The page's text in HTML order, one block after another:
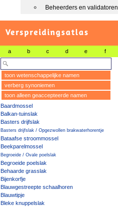
Beheerders en validatoren
Verspreidingsatlas
a b c d e f
toon wetenschappelijke namen
verberg synoniemen
toon alleen geaccepteerde namen
Baardmossel
Balkan-tuinslak
Basters drijfslak
Basters drijfslak / Opgezwollen brakwaterhorentje
Bataafse stroommossel
Beekparelmossel
Begroeide / Ovale poelslak
Begroeide poelslak
Behaarde grasslak
Bijenkorfje
Blauwgestreepte schaalhoren
Blauwtipje
Bleke knuppelslak